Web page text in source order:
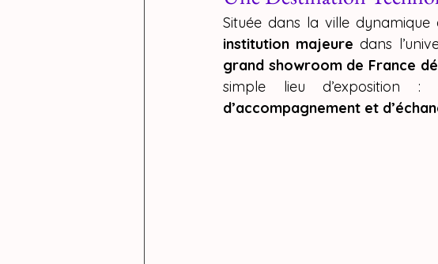
formation
Située dans la ville dynamique
institution majeure dans
grand showroom de France
simple lieu d’exposition
d’accompagnement et